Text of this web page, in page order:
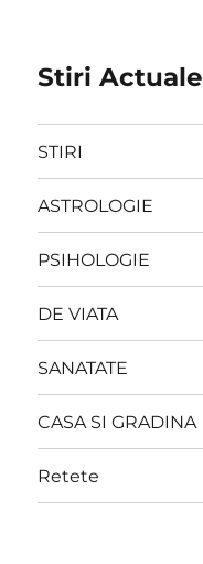
Stiri Actuale
STIRI
ASTROLOGIE
PSIHOLOGIE
DE VIATA
SANATATE
CASA SI GRADINA
Retete